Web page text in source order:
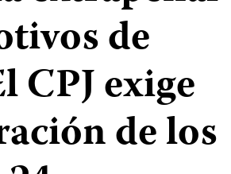
de
CPJ exige
de los